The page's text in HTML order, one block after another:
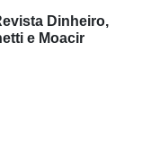
Dinheiro,
e Moacir